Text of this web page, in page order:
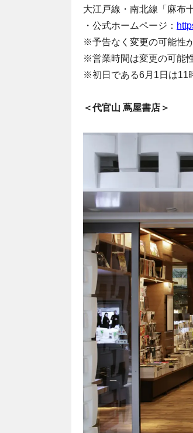
大江戸線・南北線「麻布
・公式ホームページ：
※予告なく変更の可能性
※営業時間は変更の可能
※初日である6月1日は11
＜代官山 蔦屋書店＞